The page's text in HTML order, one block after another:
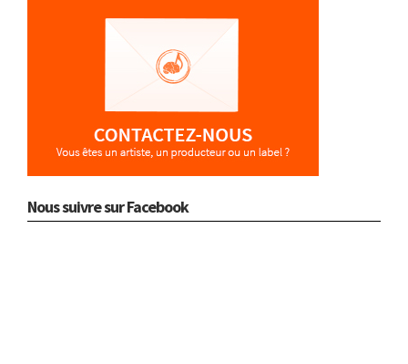
Nous suivre sur Facebook